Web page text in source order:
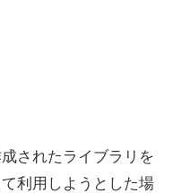
されたライブラリを
利用しようとした場